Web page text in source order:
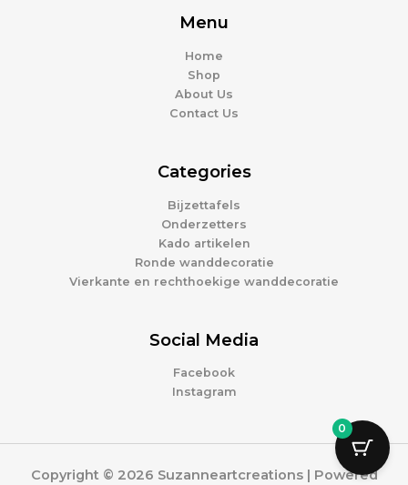
Menu
Home
Shop
About Us
Contact Us
Categories
Bijzettafels
Onderzetters
Kado artikelen
Ronde wanddecoratie
Vierkante en rechthoekige wanddecoratie
Social Media
Facebook
Instagram
Copyright © 2026 Suzanneartcreations | Powered
0